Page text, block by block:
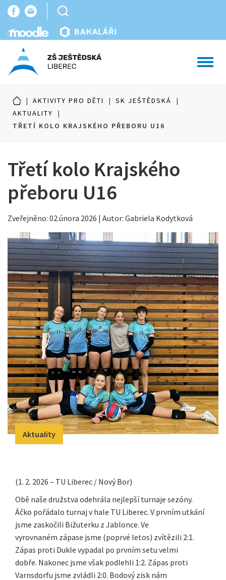
| AKTIVITY PRO DĚTI | SK JEŠTĚDSKÁ
|
AKTUALITY
|
TŘETÍ KOLO KRAJSKÉHO PŘEBORU U16
Třetí kolo Krajského
přeboru U16
Zveřejněno: 02.února 2026 | Autor: Gabriela Kodytková
Aktuality
(1. 2. 2026 – TU Liberec / Nový Bor)
Obě naše družstva odehrála nejlepší turnaje sezóny.
Áčko pořádalo turnaj v hale TU Liberec. V prvním utkání
jsme zaskočili Bižuterku z Jablonce. Ve
vyrovnaném zápase jsme (poprvé letos) zvítězili 2:1.
Zápas proti Dukle vypadal po prvním setu velmi
dobře. Nakonec jsme však podlehli 1:2. Zápas proti
Varnsdorfu jsme zvládli 2:0. Bodový zisk nám